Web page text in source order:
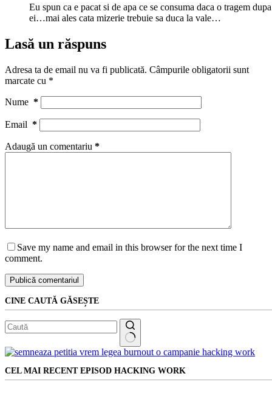
Eu spun ca e pacat si de apa ce se consuma daca o tragem dupa
ei…mai ales cata mizerie trebuie sa duca la vale…
Lasă un răspuns
Adresa ta de email nu va fi publicată. Câmpurile obligatorii sunt
marcate cu *
Nume *
Email *
Adaugă un comentariu *
Save my name and email in this browser for the next time I
comment.
Publică comentariul
CINE CAUTĂ GĂSEȘTE
Niciun
CEL MAI RECENT EPISOD HACKING WORK